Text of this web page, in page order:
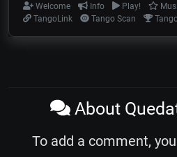
Welcome Info Play!
TangoLink
Tango Scan
About
To add a comment,